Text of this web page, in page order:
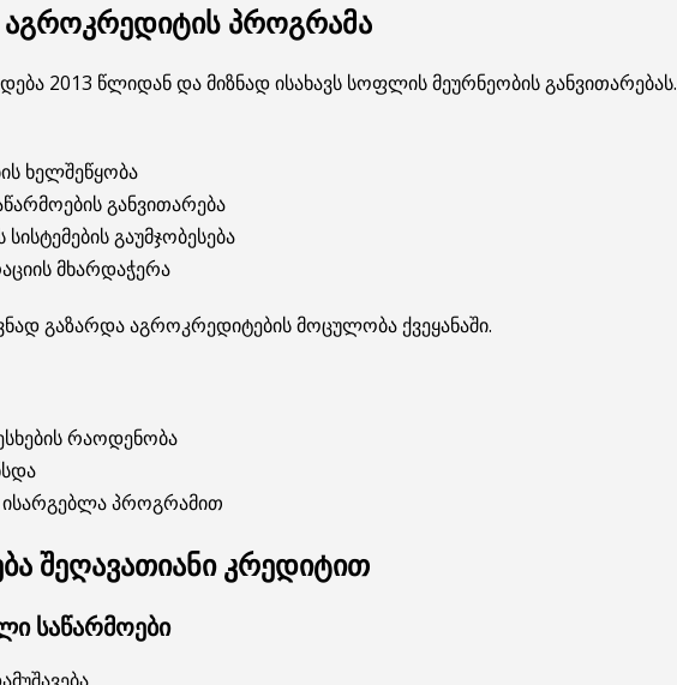
აგროკრედიტის პროგრამა
2013 წლიდან და მიზნად ისახავს სოფლის მეურნეობის განვითარებას.
ხელშეწყობა
განვითარება
გაუმჯობესება
მხარდაჭერა
გაზარდა აგროკრედიტების მოცულობა ქვეყანაში.
რაოდენობა
ისარგებლა პროგრამით
შეღავათიანი კრედიტით
საწარმოები